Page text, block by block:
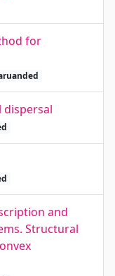
for
and
Structural